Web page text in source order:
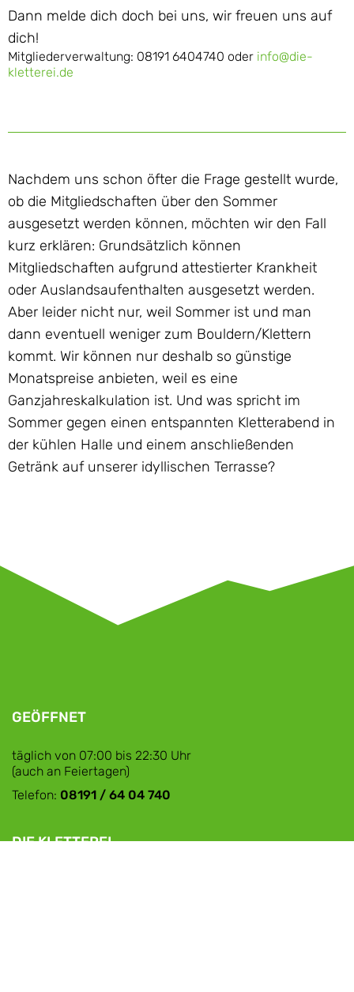
Dann melde dich doch bei uns, wir freuen uns auf
dich!
Mitgliederverwaltung: 08191 6404740 oder info@die-
kletterei.de
Nachdem uns schon öfter die Frage gestellt wurde,
ob die Mitgliedschaften über den Sommer
ausgesetzt werden können, möchten wir den Fall
kurz erklären: Grundsätzlich können
Mitgliedschaften aufgrund attestierter Krankheit
oder Auslandsaufenthalten ausgesetzt werden.
Aber leider nicht nur, weil Sommer ist und man
dann eventuell weniger zum Bouldern/Klettern
kommt. Wir können nur deshalb so günstige
Monatspreise anbieten, weil es eine
Ganzjahreskalkulation ist. Und was spricht im
Sommer gegen einen entspannten Kletterabend in
der kühlen Halle und einem anschließenden
Getränk auf unserer idyllischen Terrasse?
GEÖFFNET
täglich von 07:00 bis 22:30 Uhr
(auch an Feiertagen)
Telefon: 08191 / 64 04 740
DIE KLETTEREI